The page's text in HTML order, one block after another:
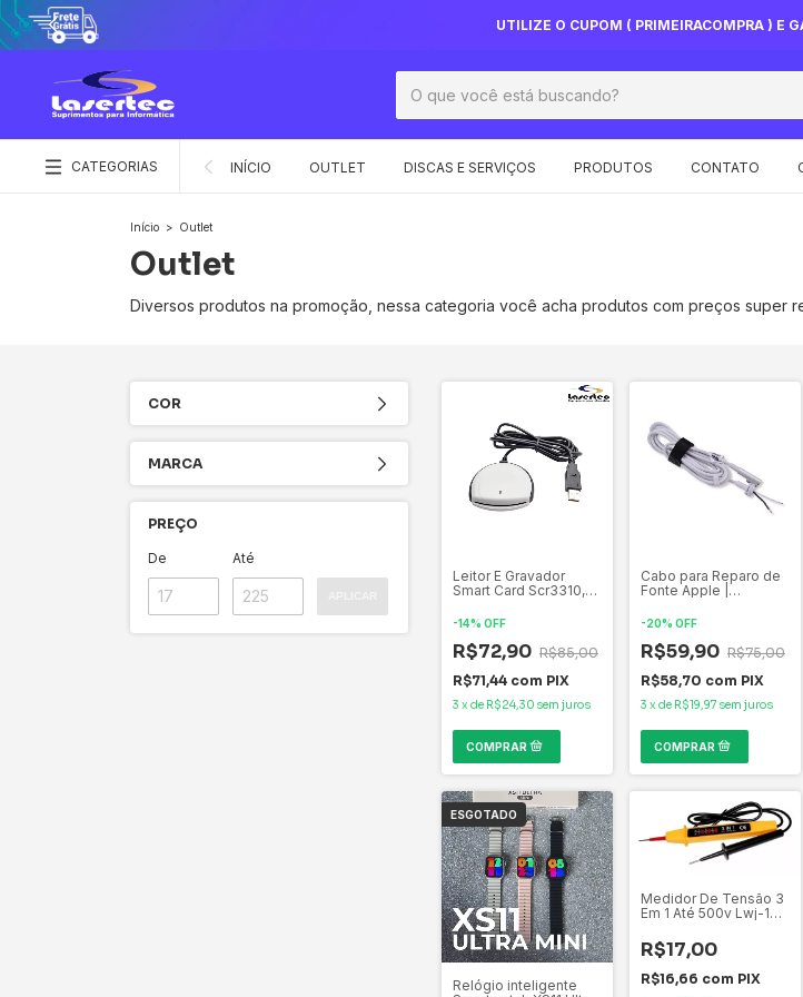
UTILIZE O CUPOM ( PRIMEIRACOMPRA ) E
CATEGORIAS INÍCIO OUTLET DISCAS E SERVIÇOS PRODUTOS CONTATO
Início > Outlet
Outlet
Diversos produtos na promoção, nessa categoria você acha produtos com preços super
COR
MARCA
PREÇO
De Até
Leitor E Gravador
Smart Card Scr3310,
NFE
-14% OFF
R$72,90 R$85,00
R$71,44 com PIX
3 x de R$24,30 sem juros
Cabo para Reparo de
Fonte Apple |
-20% OFF
R$59,90 R$75,00
R$58,70 com PIX
3 x de R$19,97 sem juros
ESGOTADO
Relógio inteligente
Medidor De Tensão 3
Em 1 Até 500v Lwj-136
R$17,00
R$16,66 com PIX